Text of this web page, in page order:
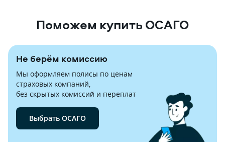
Поможем купить ОСАГО
Не берём комиссию
Мы оформляем полисы по ценам
страховых компаний,
без скрытых комиссий и переплат
Выбрать ОСАГО